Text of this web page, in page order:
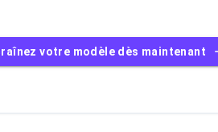
votre modèle dès maintenant